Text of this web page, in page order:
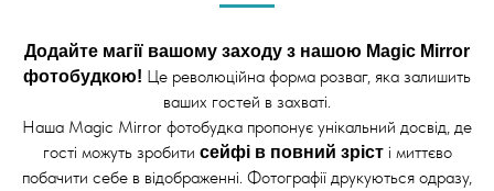
Додайте магії вашому заходу з нашою Magic Mirror
фотобудкою! Це революційна форма розваг, яка залишить
ваших гостей в захваті.
Наша Magic Mirror фотобудка пропонує унікальний досвід, де
гості можуть зробити сейфі в повний зрісті миттєво
побачити себе в відображенні. Фотографії друкуються одразу,